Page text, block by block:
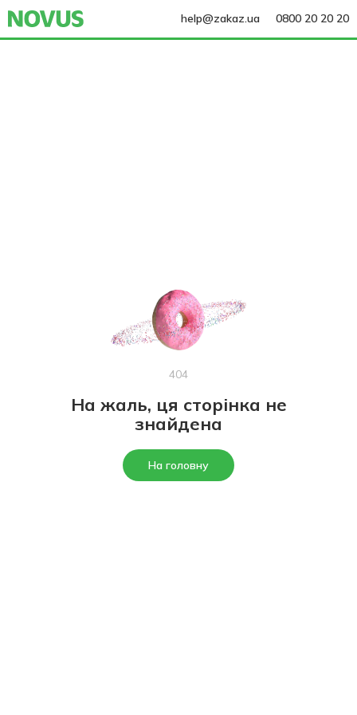
help@zakaz.ua 0800 20 20 20
404
На жаль, ця сторінка не
знайдена
На головну